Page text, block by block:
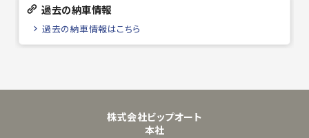
過去の納車情報
過去の納車情報はこちら
株式会社ビップオート
本社